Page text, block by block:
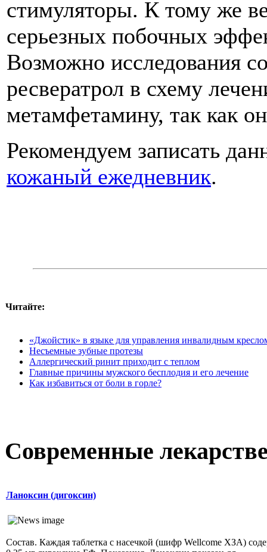
стимуляторы. К тому же
серьезных побочных
Возможно исследования
ресвератрол в схему
метамфетамину, так как
Рекомендуем записать
кожаный ежедневник.
Читайте:
«Джойстик» в языке для управления инвалидным
Несъемные зубные протезы
Аллергический ринит приходит с теплом
Главные причины мужского бесплодия и его лечение
Как избавиться от боли в горле?
Современные
Ланоксин (дигоксин)
Состав. Каждая таблетка с насечкой (шифр Wellcome ХЗА)